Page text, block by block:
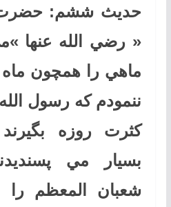
حديث ششم: حضرت
« رضي الله عنها
ماهي را همچون
ننمودم كه رسول
كثرت روزه
بسيار مي
شعبان المعظم را